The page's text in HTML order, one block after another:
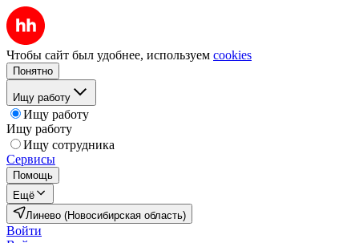
Чтобы сайт был удобнее, используем cookies
Понятно
Ищу работу
Ищу работу
Ищу работу
Ищу сотрудника
Сервисы
Помощь
Ещё
Линево (Новосибирская область)
Войти